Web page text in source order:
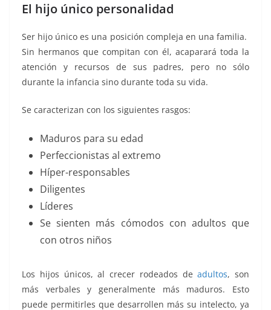
El hijo único personalidad
Ser hijo único es una posición compleja en una familia.
Sin hermanos que compitan con él, acaparará toda la
atención y recursos de sus padres, pero no sólo
durante la infancia sino durante toda su vida.
Se caracterizan con los siguientes rasgos:
Maduros para su edad
Perfeccionistas al extremo
Híper-responsables
Diligentes
Líderes
Se sienten más cómodos con adultos que
con otros niños
Los hijos únicos, al crecer rodeados deadultos, son
más verbales y generalmente más maduros. Esto
puede permitirles que desarrollen más su intelecto, ya